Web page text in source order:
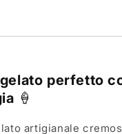
perfetto
🍦
artigianale